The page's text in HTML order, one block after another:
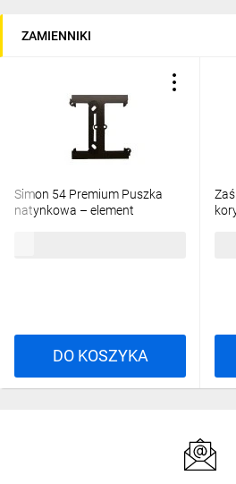
ZAMIENNIKI
Simon 54 Premium Puszka
natynkowa – element
DO KOSZYKA